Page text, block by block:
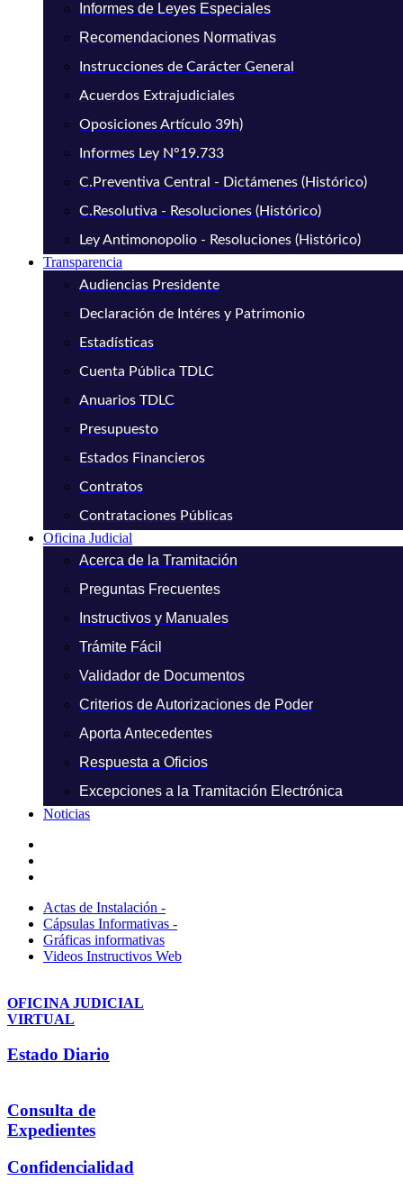
Informes de Leyes Especiales
Recomendaciones Normativas
Instrucciones de Carácter General
Acuerdos Extrajudiciales
Oposiciones Artículo 39h)
Informes Ley N°19.733
C.Preventiva Central - Dictámenes (Histórico)
C.Resolutiva - Resoluciones (Histórico)
Ley Antimonopolio - Resoluciones (Histórico)
Transparencia
Audiencias Presidente
Declaración de Intéres y Patrimonio
Estadísticas
Cuenta Pública TDLC
Anuarios TDLC
Presupuesto
Estados Financieros
Contratos
Contrataciones Públicas
Oficina Judicial
Acerca de la Tramitación
Preguntas Frecuentes
Instructivos y Manuales
Trámite Fácil
Validador de Documentos
Criterios de Autorizaciones de Poder
Aporta Antecedentes
Respuesta a Oficios
Excepciones a la Tramitación Electrónica
Noticias
Actas de Instalación -
Cápsulas Informativas -
Gráficas informativas
Videos Instructivos Web
OFICINA JUDICIAL
VIRTUAL
Estado Diario
Consulta de
Expedientes
Confidencialidad